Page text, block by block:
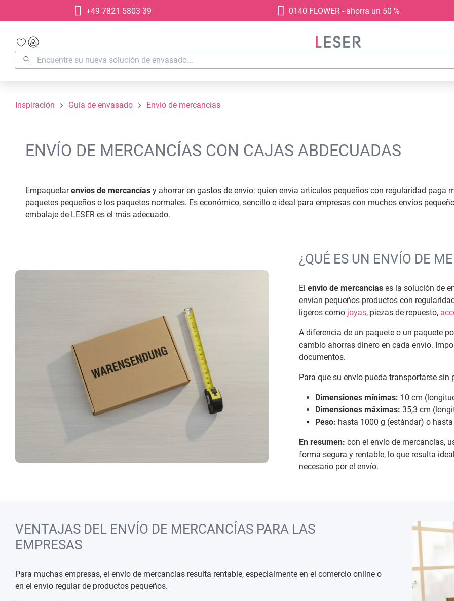
Saltar a la navegación principal
+49 7821 5803 39 0140 FLOWER - ahorra un 50 %
Inspiración Guía de envasado Envío de mercancías
ENVÍO DE MERCANCÍAS CON CAJAS ABDECUADAS
Empaquetarenvíos de mercancías y ahorrar en gastos de envío: quien envía artículos pequeños con regularidad paga
paquetes pequeños o los paquetes normales. Es económico, sencillo e ideal para empresas con muchos envíos
embalaje de LESER es el más adecuado.
¿QUÉ ES UN ENVÍO DE
El envío de mercancías es la solución de
envían pequeños productos con
ligeros como joyas, piezas de repuesto,
A diferencia de un paquete o un paquete
cambio ahorras dinero en cada envío.
documentos.
Para que su envío pueda transportarse
Dimensiones mínimas: 10 cm
Dimensiones máximas: 35,3 cm
Peso: hasta 1000 g (estándar) o
En resumen: con el envío de mercancías,
forma segura y rentable, lo que resulta
necesario por el envío.
VENTAJAS DEL ENVÍO DE MERCANCÍAS PARA LAS
EMPRESAS
Para muchas empresas, el envío de mercancías resulta rentable, especialmente en el comercio online o
en el envío regular de productos pequeños.